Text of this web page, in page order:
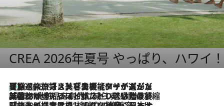
CREA 2026年夏号 やっぱり、ハワイ
2026.8.7
【厳選旅コスメ】「多機能アイテムがメイン！」旅好き美容エディターが選んだ夏旅ベストコスメを発表【Mサイズジップ】
2026.8.6
「荷物が増えるほど旅ストレスは増す」美容ジャーナリストがたどり着いた最終結論。“化粧品を劇的に減らす”感動の凝縮美容とは